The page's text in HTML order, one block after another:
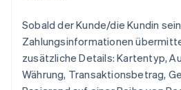
Sobald der Kunde/die Kundin
Zahlungsinformationen
zusätzliche Details: Kartentyp,
Währung, Transaktionsbetrag,